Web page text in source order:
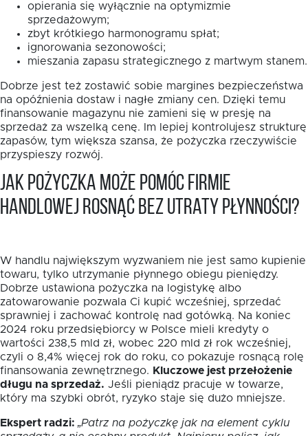
opierania się wyłącznie na optymizmie
sprzedażowym;
zbyt krótkiego harmonogramu spłat;
ignorowania sezonowości;
mieszania zapasu strategicznego z martwym stanem.
Dobrze jest też zostawić sobie margines bezpieczeństwa
na opóźnienia dostaw i nagłe zmiany cen. Dzięki temu
finansowanie magazynu nie zamieni się w presję na
sprzedaż za wszelką cenę. Im lepiej kontrolujesz strukturę
zapasów, tym większa szansa, że pożyczka rzeczywiście
przyspieszy rozwój.
Jak pożyczka może pomóc firmie
handlowej rosnąć bez utraty płynności?
W handlu największym wyzwaniem nie jest samo kupienie
towaru, tylko utrzymanie płynnego obiegu pieniędzy.
Dobrze ustawiona pożyczka na logistykę albo
zatowarowanie pozwala Ci kupić wcześniej, sprzedać
sprawniej i zachować kontrolę nad gotówką. Na koniec
2024 roku przedsiębiorcy w Polsce mieli kredyty o
wartości 238,5 mld zł, wobec 220 mld zł rok wcześniej,
czyli o 8,4% więcej rok do roku, co pokazuje rosnącą rolę
finansowania zewnętrznego. Kluczowe jest przełożenie
długu na sprzedaż. Jeśli pieniądz pracuje w towarze,
który ma szybki obrót, ryzyko staje się dużo mniejsze.
Ekspert radzi: „Patrz na pożyczkę jak na element cyklu